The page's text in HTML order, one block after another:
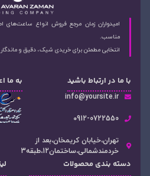
امیدواران زمان مرجع فروش انواع
مناسب.
انتخابی مطمئن برای خریدی شیک، دقیق و
با ما در ارتباط باشید
info@yoursite.ir
۰912-0722550
تهران،خیابان کریمخان،بعد از
خردمندشمالی،ساختمان12،طبقه3
به ما
دسته‌ بندی محصولات